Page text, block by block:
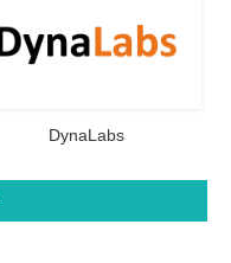
DynaLabs